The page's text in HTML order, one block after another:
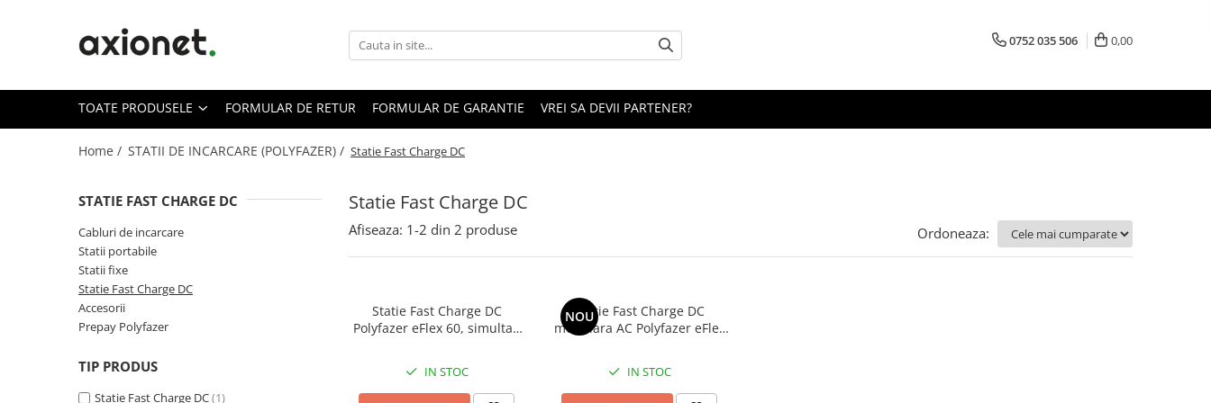
Toate Produsele
Statii portabile
Statie Fast Charge DC
Prepay Polyfazer
SISTEME FOTOVOLTAICE (XSOLAR)
Panouri solare
Panouri solare portabile
0752 035 506 0,00
TOATE PRODUSELE FORMULAR DE RETUR FORMULAR DE GARANTIE VREI SA DEVII PARTENER?
Home / STATII DE INCARCARE (POLYFAZER) / Statie Fast Charge DC
Statie Fast Charge DC
STATIE FAST CHARGE DC
Cabluri de incarcare
Statii portabile
Statii fixe
Statie Fast Charge DC
Accesorii
Prepay Polyfazer
TIP PRODUS
Statie Fast Charge DC(1)
Afiseaza: 1-2 din 2 produse Ordoneaza:
Statie Fast Charge DC
Polyfazer eFlex 60, simultan
IN STOC
NOU
Statie Fast Charge DC
modulara AC Polyfazer eFlex
IN STOC